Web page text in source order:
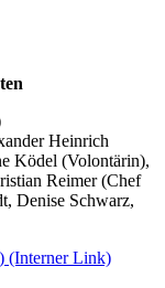
Heinrich
Ködel (Volontärin),
Reimer (Chef
Denise Schwarz,
(Interner Link)